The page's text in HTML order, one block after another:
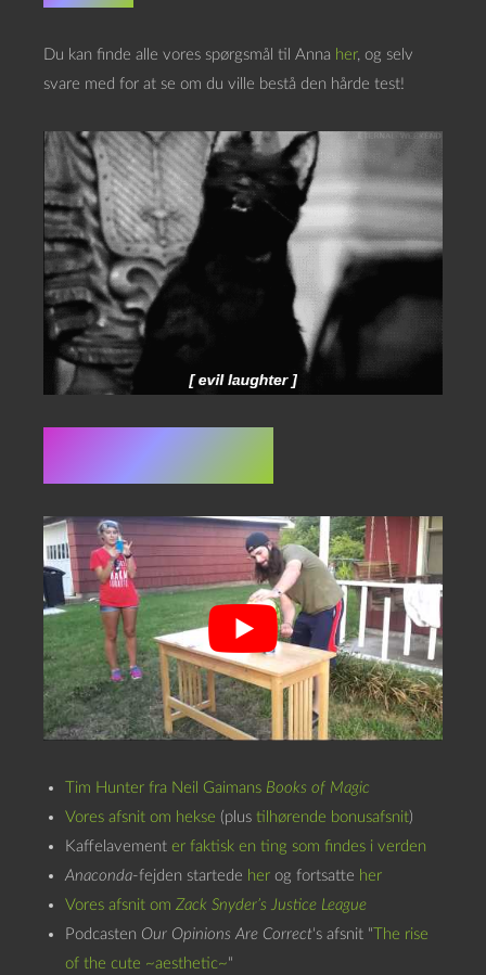
Du kan finde alle vores spørgsmål til Anna her, og selv
svare med for at se om du ville bestå den hårde test!
De løse links
Tim Hunter fra Neil Gaimans Books of Magic
Vores afsnit om hekse (plus tilhørende bonusafsnit)
Kaffelavement er faktisk en ting som findes i verden
Anaconda-fejden startede her og fortsatte her
Vores afsnit om Zack Snyder’s Justice League
Podcasten Our Opinions Are Correct‘s afsnit “ The rise
of the cute ~aesthetic~“